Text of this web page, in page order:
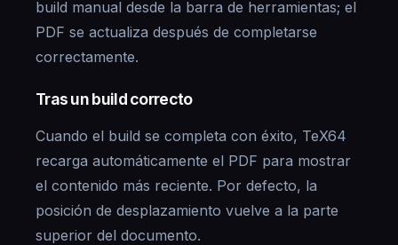
build manual desde la barra de herramientas; el
PDF se actualiza después de completarse
correctamente.
Tras un build correcto
Cuando el build se completa con éxito, TeX64
recarga automáticamente el PDF para mostrar
el contenido más reciente. Por defecto, la
posición de desplazamiento vuelve a la parte
superior del documento.